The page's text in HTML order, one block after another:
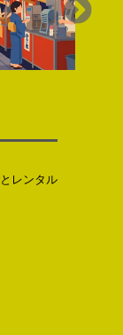
レンタル